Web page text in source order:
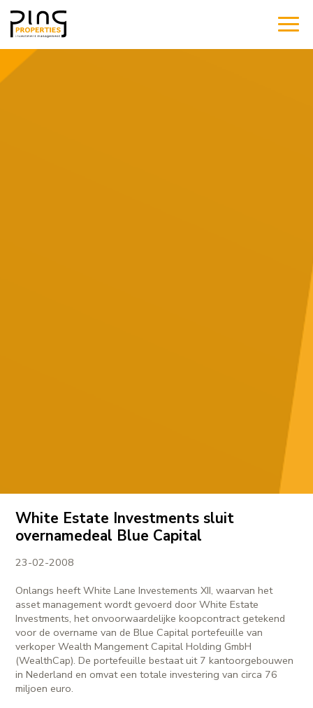
White Estate Investments sluit
overnamedeal Blue Capital
23-02-2008
Onlangs heeft White Lane Investements XII, waarvan het
asset management wordt gevoerd door White Estate
Investments, het onvoorwaardelijke koopcontract getekend
voor de overname van de Blue Capital portefeuille van
verkoper Wealth Mangement Capital Holding GmbH
(WealthCap). De portefeuille bestaat uit 7 kantoorgebouwen
in Nederland en omvat een totale investering van circa 76
miljoen euro.